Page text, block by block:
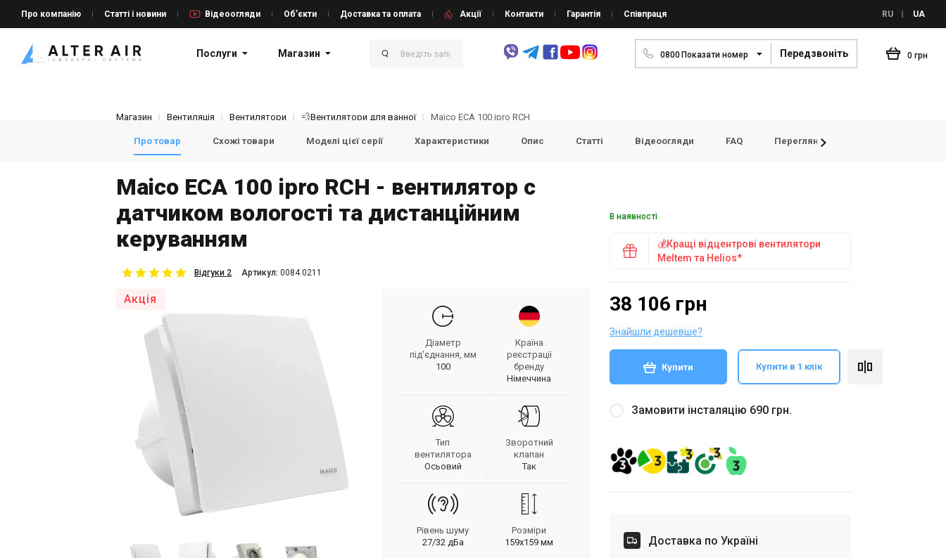
Про компанію Статті і новини Відеоогляди Об’єкти Доставка та оплата Акції Контакти Гарантія Співпраця RU UA
Послуги Магазин 0800Показати номер Передзвоніть 0 грн
Магазин Вентиляція Вентилятори 💨Вентилятори для ванної Maico ECA 100 ipro RCH
Про товар Схожі товари Моделі цієї серії Характеристики Опис Статті Відеоогляди FAQ Переглянуті товари
Maico ECA 100 ipro RCH - вентилятор с
датчиком вологості та дистанційним
керуванням
Відгуки 2 Aртикул: 0084.0211
Акція
Діаметр
під'єднання, мм
100
Країна
реєстрації
бренду
Німеччина
Тип
вентилятора
Осьовий
Зворотний
клапан
Так
Рівень шуму
27/32 дБа
Розміри
159х159 мм
В наявності
💰Кращі відцентрові вентилятори
Meltem та Helios*
38 106 грн
Знайшли дешевше?
Купити Купити в 1 клік
Замовити інсталяцію 690 грн.
Доставка по Україні